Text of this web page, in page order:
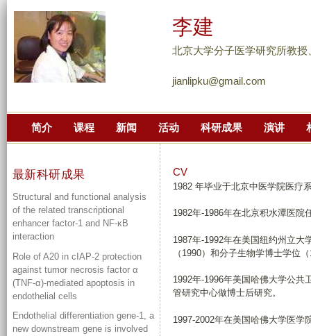
到
主
部
分
李建
北京大学分子医学研究所教
jianlipku@gmail.com
简介 课程 新闻 活动 科研成果 演讲
CV
1982 年毕业于北京中医学院医疗
1982年-1986年在北京积水潭医院
1987年-1992年在美国纽约州立大
（1990）和分子生物学博士学位
1992年-1996年美国哈佛大学公共
管研究中心做博士后研究。
1997-2002年在美国哈佛大学医学
最新科研成果
Structural and functional analysis
of the related transcriptional
enhancer factor-1 and NF-κB
interaction
Role of A20 in cIAP-2 protection
against tumor necrosis factor α
(TNF-α)-mediated apoptosis in
endothelial cells
Endothelial differentiation gene-1, a
new downstream gene is involved